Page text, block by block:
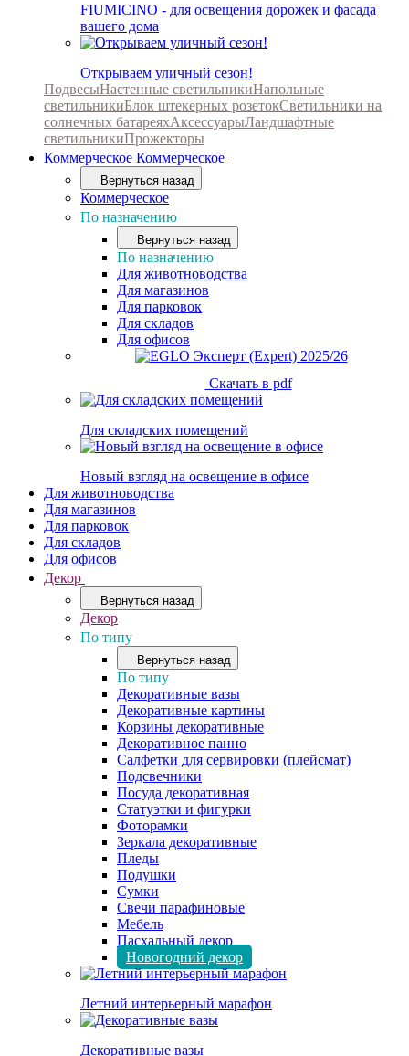
FIUMICINO - для освещения дорожек и фасада
вашего дома
Открываем уличный сезон!
ПодвесыНастенные светильникиНапольные
светильникиБлок штекерных розетокСветильники на
солнечных батареяхАксессуарыЛандшафтные
светильникиПрожекторы
Коммерческое Коммерческое
Вернуться назад
Коммерческое
По назначению
Вернуться назад
По назначению
Для животноводства
Для магазинов
Для парковок
Для складов
Для офисов
Скачать в pdf
Для складских помещений
Новый взгляд на освещение в офисе
Для животноводства
Для магазинов
Для парковок
Для складов
Для офисов
Декор
Вернуться назад
Декор
По типу
Вернуться назад
По типу
Декоративные вазы
Декоративные картины
Корзины декоративные
Декоративное панно
Салфетки для сервировки (плейсмат)
Подсвечники
Посуда декоративная
Статуэтки и фигурки
Фоторамки
Зеркала декоративные
Пледы
Подушки
Сумки
Свечи парафиновые
Мебель
Пасхальный декор
Новогодний декор
Летний интерьерный марафон
Декоративные вазы